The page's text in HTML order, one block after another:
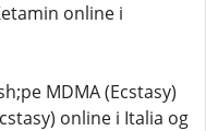
online i
MDMA (Ecstasy)
online i Italia og